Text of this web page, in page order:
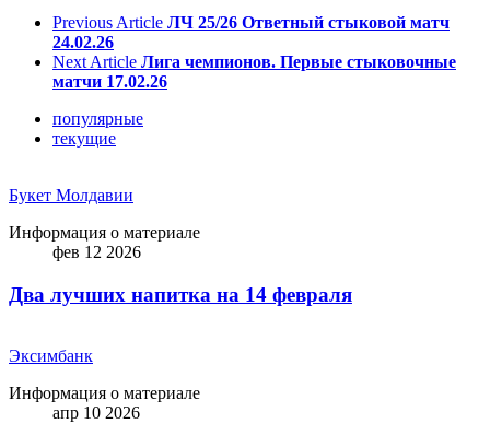
Previous Article ЛЧ 25/26 Ответный стыковой матч
24.02.26
Next Article Лига чемпионов. Первые стыковочные
матчи 17.02.26
популярные
текущие
Букет Молдавии
Информация о материале
фев 12 2026
Два лучших напитка на 14 февраля
Эксимбанк
Информация о материале
апр 10 2026